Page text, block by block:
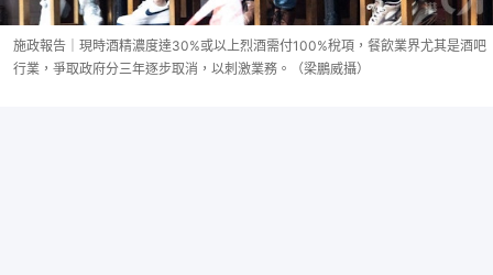
施政報告｜現時酒精濃度達30%或以上烈酒需付100%稅項，餐飲業界尤其是酒吧
行業，爭取政府分三年逐步取消，以刺激業務。（梁鵬威攝）